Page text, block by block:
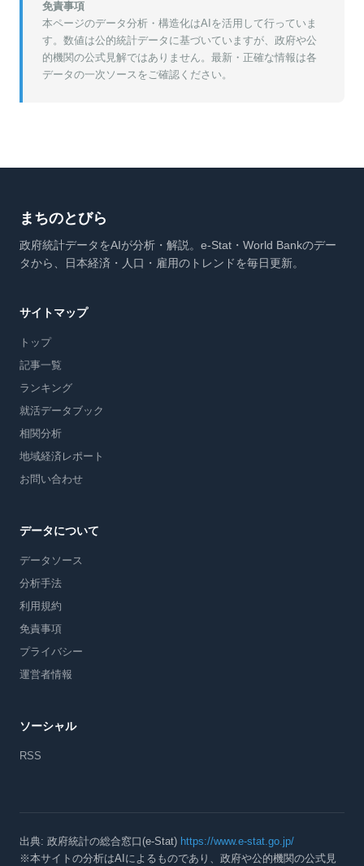
免責事項
本ページのデータ分析・構造化はAIを活用して行っていま
す。数値は公的統計データに基づいていますが、政府や公
的機関の公式見解ではありません。最新・正確な情報は各
データの一次ソースをご確認ください。
まちのとびら
政府統計データをAIが分析・解説。e-Stat・World Bankのデー
タから、日本経済・人口・雇用のトレンドを毎日更新。
サイトマップ
トップ
記事一覧
ランキング
就活データブック
相関分析
地域経済レポート
お問い合わせ
データについて
データソース
分析手法
利用規約
免責事項
プライバシー
運営者情報
ソーシャル
RSS
出典: 政府統計の総合窓口(e-Stat) https://www.e-stat.go.jp/
※本サイトの分析はAIによるものであり、政府や公的機関の公式見